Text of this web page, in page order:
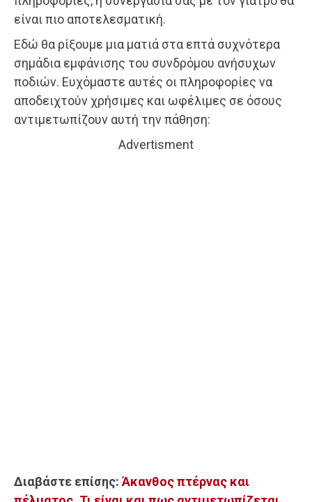
είναι πιο αποτελεσματική.
Εδώ θα ρίξουμε μια ματιά στα επτά συχνότερα
σημάδια εμφάνισης του συνδρόμου ανήσυχων
ποδιών. Ευχόμαστε αυτές οι πληροφορίες να
αποδειχτούν χρήσιμες και ωφέλιμες σε όσους
αντιμετωπίζουν αυτή την πάθηση:
Advertisment
Διαβάστε επίσης: Άκανθος πτέρνας και